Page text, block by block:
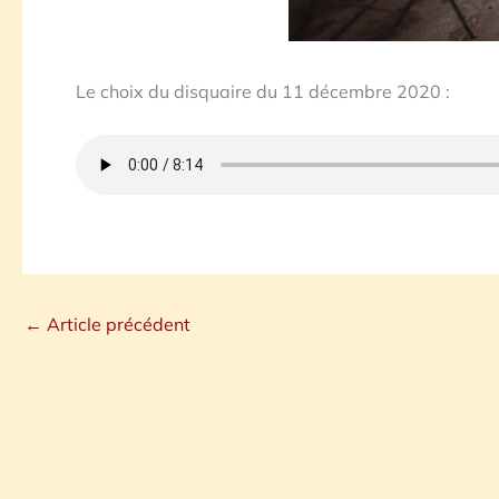
Le choix du disquaire du 11 décembre 2020 :
← Article précédent